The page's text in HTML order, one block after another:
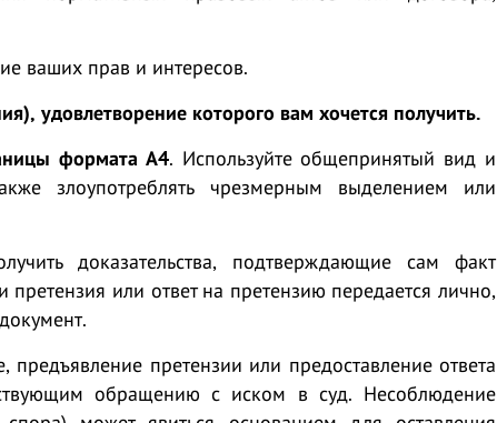
ваших прав и интересов.
удовлетворение которого вам хочется получить.
формата А4. Используйте общепринятый вид и
злоупотреблять чрезмерным выделением или
доказательства, подтверждающие сам факт
или ответ на претензию передается лично,
претензии или предоставление ответа
обращению с иском в суд. Несоблюдение